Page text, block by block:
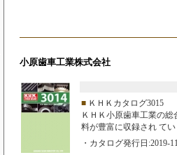
小原歯車工業株式会社
■ ＫＨＫカタログ3015
ＫＨＫ小原歯車工業の
料が豊富に収録され て
・カタログ発行日:2019-